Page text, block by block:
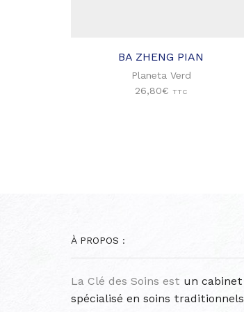
BA ZHENG PIAN
Planeta Verd
26,80€ TTC
À PROPOS :
La Clé des Soins est un cabinet
spécialisé en soins traditionnels